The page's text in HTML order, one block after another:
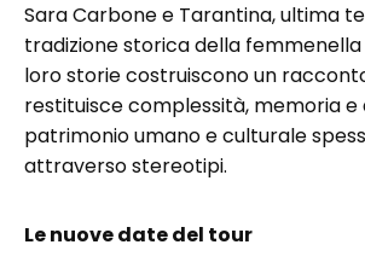
Sara Carbone e Tarantina, ultima
tradizione storica della
loro storie costruiscono un
restituisce complessità, memoria e
patrimonio umano e culturale
attraverso stereotipi.
Le nuove date del tour